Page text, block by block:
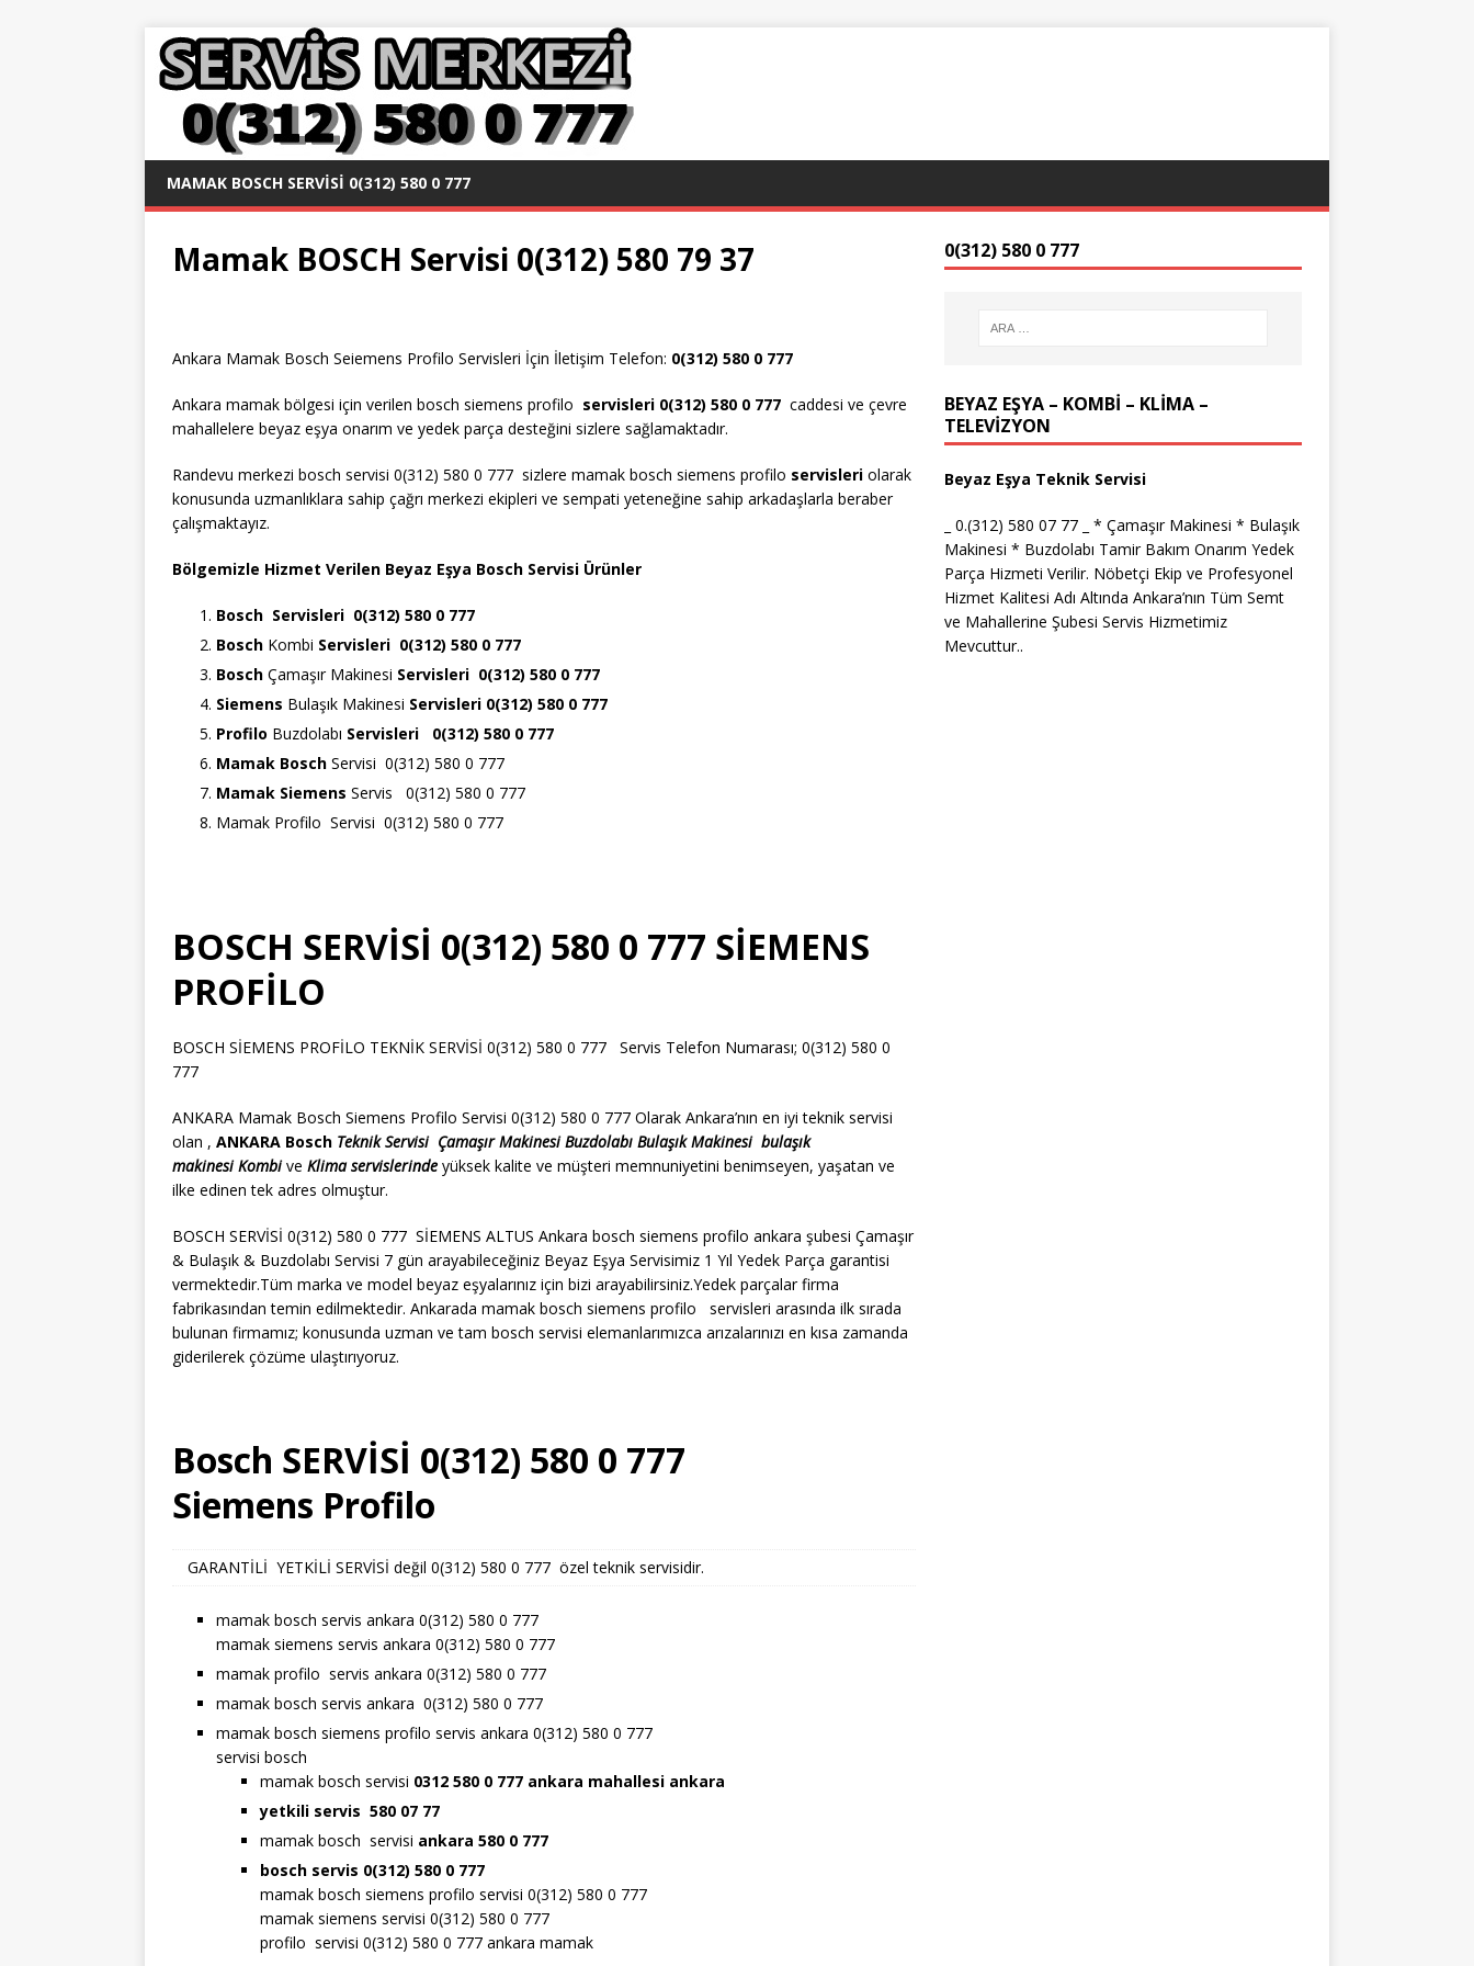
MAMAK BOSCH SERVISI 0(312) 580 0 777
Mamak BOSCH Servisi 0(312) 580 79 37
Ankara Mamak Bosch Seiemens Profilo Servisleri İçin İletişim Telefon: 0(312) 580 0 777
Ankara mamak bölgesi için verilen bosch siemens profilo servisleri 0(312) 580 0 777 caddesi ve çevre
mahallelere beyaz eşya onarım ve yedek parça desteğini sizlere sağlamaktadır.
Randevu merkezi bosch servisi 0(312) 580 0 777 sizlere mamak bosch siemens profilo servisleri olarak
konusunda uzmanlıklara sahip çağrı merkezi ekipleri ve sempati yeteneğine sahip arkadaşlarla beraber
çalışmaktayız.
Bölgemizle Hizmet Verilen Beyaz Eşya Bosch Servisi Ürünler
Bosch Servisleri 0(312) 580 0 777
Bosch Kombi Servisleri 0(312) 580 0 777
Bosch Çamaşır Makinesi Servisleri 0(312) 580 0 777
Siemens Bulaşık Makinesi Servisleri 0(312) 580 0 777
Profilo Buzdolabı Servisleri 0(312) 580 0 777
Mamak Bosch Servisi 0(312) 580 0 777
Mamak Siemens Servis 0(312) 580 0 777
Mamak Profilo Servisi 0(312) 580 0 777
BOSCH SERVİSİ 0(312) 580 0 777 SİEMENS
PROFİLO
BOSCH SİEMENS PROFİLO TEKNİK SERVİSİ 0(312) 580 0 777 Servis Telefon Numarası; 0(312) 580 0
777
ANKARA Mamak Bosch Siemens Profilo Servisi 0(312) 580 0 777 Olarak Ankara’nın en iyi teknik servisi
olan , ANKARA Bosch Teknik Servisi Çamaşır MakinesiBuzdolabı Bulaşık Makinesi bulaşık
makinesiKombive Klima servislerinde yüksek kalite ve müşteri memnuniyetini benimseyen, yaşatan ve
ilke edinen tek adres olmuştur.
BOSCH SERVİSİ 0(312) 580 0 777 SİEMENS ALTUS Ankara bosch siemens profilo ankara şubesi Çamaşır
& Bulaşık & Buzdolabı Servisi 7 gün arayabileceğiniz Beyaz Eşya Servisimiz 1 Yıl Yedek Parça garantisi
vermektedir.Tüm marka ve model beyaz eşyalarınız için bizi arayabilirsiniz.Yedek parçalar firma
fabrikasından temin edilmektedir. Ankarada mamak bosch siemens profilo servisleri arasında ilk sırada
bulunan firmamız; konusunda uzman ve tam bosch servisi elemanlarımızca arızalarınızı en kısa zamanda
giderilerek çözüme ulaştırıyoruz.
Bosch SERVİSİ 0(312) 580 0 777
Siemens Profilo
GARANTİLİ YETKİLİ SERVİSİ değil 0(312) 580 0 777 özel teknik servisidir.
mamak bosch servis ankara 0(312) 580 0 777
mamak siemens servis ankara 0(312) 580 0 777
mamak profilo servis ankara 0(312) 580 0 777
mamak bosch servis ankara 0(312) 580 0 777
mamak bosch siemens profilo servis ankara 0(312) 580 0 777
servisi bosch
mamak bosch servisi 0312 580 0 777 ankara mahallesi ankara
yetkili servis 580 07 77
mamak bosch servisi ankara 580 0 777
bosch servis 0(312) 580 0 777
mamak bosch siemens profilo servisi 0(312) 580 0 777
mamak siemens servisi 0(312) 580 0 777
profilo servisi 0(312) 580 0 777 ankara mamak
0(312) 580 0 777
BEYAZ EŞYA – KOMBİ – KLİMA –
TELEVİZYON
Beyaz Eşya Teknik Servisi
_ 0.(312) 580 07 77 _ * Çamaşır Makinesi * Bulaşık
Makinesi * Buzdolabı Tamir Bakım Onarım Yedek
Parça Hizmeti Verilir. Nöbetçi Ekip ve Profesyonel
Hizmet Kalitesi Adı Altında Ankara’nın Tüm Semt
ve Mahallerine Şubesi Servis Hizmetimiz
Mevcuttur..